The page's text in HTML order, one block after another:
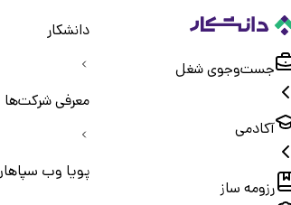
جست‌و‌جوی شغل
آکادمی
رزومه ساز
دانشکار
معرفی شرکت‌ها
پویا وب